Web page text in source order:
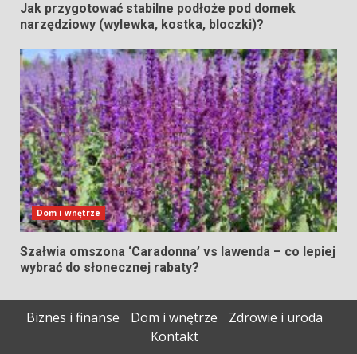
Jak przygotować stabilne podłoże pod domek
narzędziowy (wylewka, kostka, bloczki)?
Dom i wnętrze
Szałwia omszona ‘Caradonna’ vs lawenda – co lepiej
wybrać do słonecznej rabaty?
Biznes i finanse Dom i wnętrze
Zdrowie i uroda
Kontakt